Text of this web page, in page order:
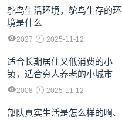
鸵鸟生活环境，鸵鸟生存的环
境是什么
2027 2025-11-12
适合长期居住又低消费的小
镇，适合穷人养老的小城市
2008 2025-11-12
部队真实生活是怎么样的啊、